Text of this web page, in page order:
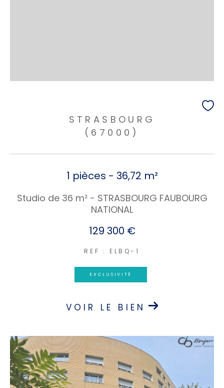
STRASBOURG
(67000)
1 pièces - 36,72 m²
Studio de 36 m² - STRASBOURG FAUBOURG
NATIONAL
129 300 €
REF : ELBQ-1
EXCLUSIVITÉ
VOIR LE BIEN